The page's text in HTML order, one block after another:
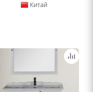
Китай